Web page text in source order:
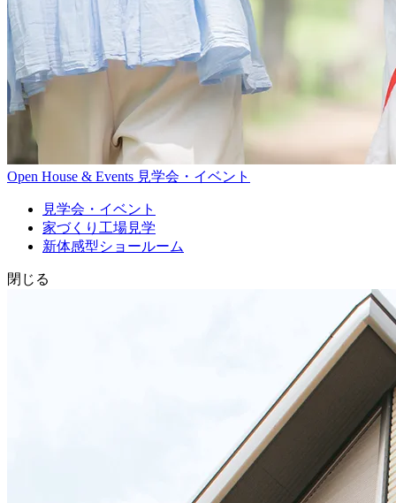
Open House & Events 見学会・イベント
見学会・イベント
家づくり工場見学
新体感型ショールーム
閉じる